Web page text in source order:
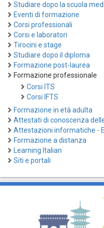
Studiare dopo la scuola
Eventi di formazione
Corsi professionali
Corsi e laboratori
Tirocini e stage
Studiare dopo il diploma
Formazione post-laurea
Formazione professionale
Corsi ITS
Corsi IFTS
Formazione in età adulta
Attestati di conoscenza
Attestazioni informatiche -
Formazione a distanza
Learning Italian
Siti e portali